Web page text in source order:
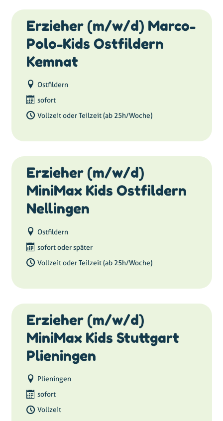
Erzieher (m/w/d) Marco-
Polo-Kids Ostfildern
Kemnat
Ostfildern
sofort
Vollzeit oder Teilzeit (ab 25h/Woche)
Erzieher (m/w/d)
MiniMax Kids Ostfildern
Nellingen
Ostfildern
sofort oder später
Vollzeit oder Teilzeit (ab 25h/Woche)
Erzieher (m/w/d)
MiniMax Kids Stuttgart
Plieningen
Plieningen
sofort
Vollzeit